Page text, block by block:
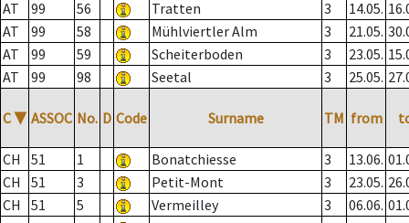
AT
99 56 Tratten 3 14.05.
AT
99 58 Mühlviertler Alm 3 21.05.
AT
99 59 Scheiterboden 3 23.05.
AT
99 98 Seetal 3 25.05.
C ▼ ASSOC No. D Code Surname TM from
CH 51 1 Bonatchiesse 3 13.06.
CH
51 3 Petit-Mont 3 23.05.
CH
51 5 Vermeilley 3 06.06.